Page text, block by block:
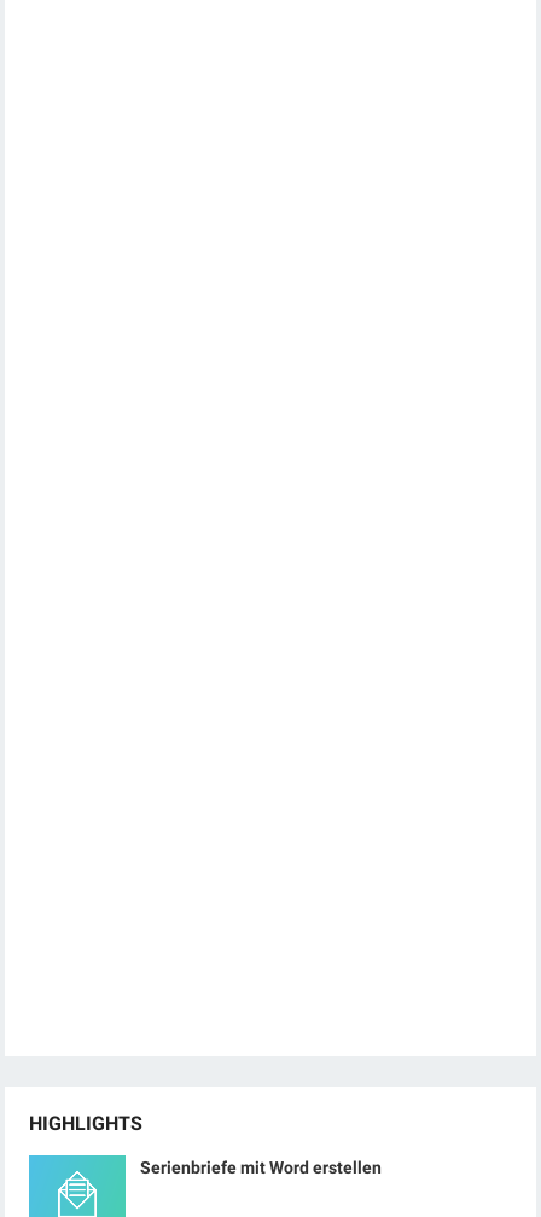
HIGHLIGHTS
Serienbriefe mit Word erstellen